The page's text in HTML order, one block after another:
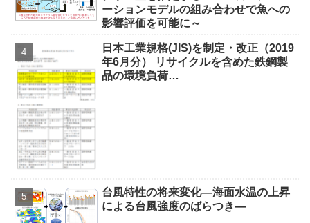
ーションモデルの組み合わせで魚への
影響評価を可能に～
日本工業規格(JIS)を制定・改正（2019
年6月分） リサイクルを含めた鉄鋼製
品の環境負荷…
台風特性の将来変化―海面水温の上昇
による台風強度のばらつき―